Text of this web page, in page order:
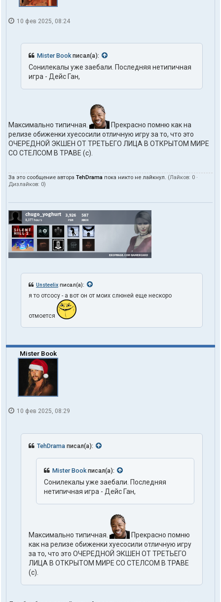
10 фев 2025, 08:24
Mister Bookписал(а):
Сонилекалы уже заебали. Последняя нетипичная
игра - Дейс Ган,
Максимально типичная.
Прекрасно помню как на
релизе обиженки хуесосили отличную игру за то, что это
ОЧЕРЕДНОЙ ЭКШЕН ОТ ТРЕТЬЕГО ЛИЦА В ОТКРЫТОМ МИРЕ
СО СТЕЛСОМ В ТРАВЕ (с).
За это сообщение автора TehDrama пока никто не лайкнул. (Лайков: 0 ·
Дизлайков: 0)
Unsteelix писал(а):
я то отсосу - а вот он от моих слюней еще нескоро
отмоется
Mister Book
10 фев 2025, 08:29
TehDrama писал(а):
Mister Book писал(а):
Сонилекалы уже заебали. Последняя
нетипичная игра - Дейс Ган,
Максимально типичная.
Прекрасно помню
как на релизе обиженки хуесосили отличную игру
за то, что это ОЧЕРЕДНОЙ ЭКШЕН ОТ ТРЕТЬЕГО
ЛИЦА В ОТКРЫТОМ МИРЕ СО СТЕЛСОМ В ТРАВЕ
(с).